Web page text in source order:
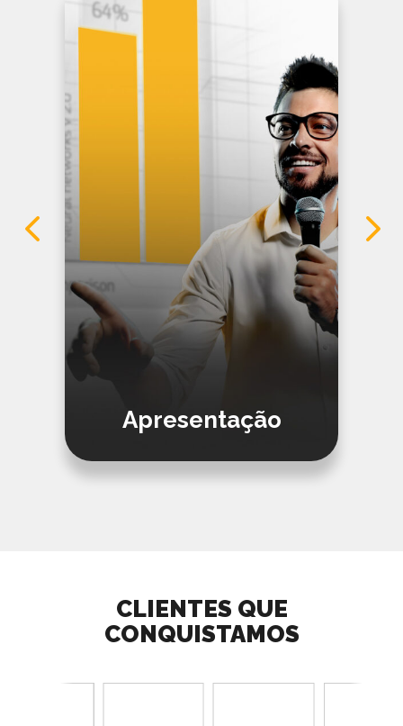
Apresentação
CLIENTES QUE
CONQUISTAMOS